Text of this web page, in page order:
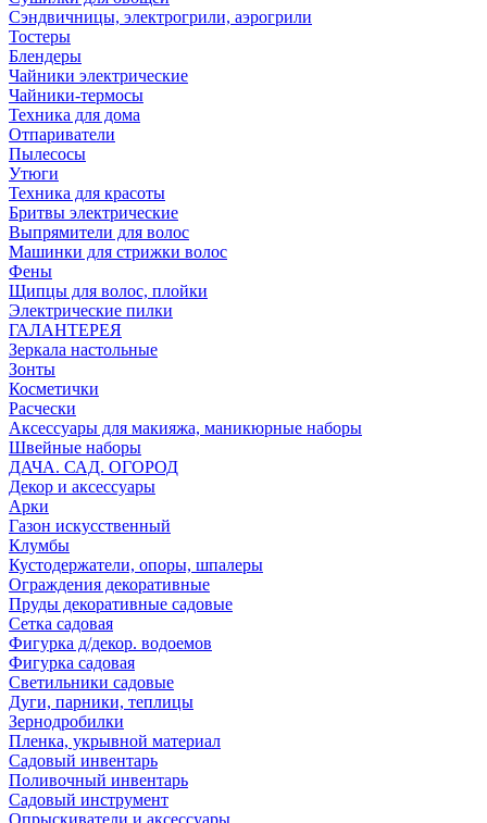
Сэндвичницы, электрогрили, аэрогрили
Тостеры
Блендеры
Чайники электрические
Чайники-термосы
Техника для дома
Отпариватели
Пылесосы
Утюги
Техника для красоты
Бритвы электрические
Выпрямители для волос
Машинки для стрижки волос
Фены
Щипцы для волос, плойки
Электрические пилки
ГАЛАНТЕРЕЯ
Зеркала настольные
Зонты
Косметички
Расчески
Аксессуары для макияжа, маникюрные наборы
Швейные наборы
ДАЧА. САД. ОГОРОД
Декор и аксессуары
Арки
Газон искусственный
Клумбы
Кустодержатели, опоры, шпалеры
Ограждения декоративные
Пруды декоративные садовые
Сетка садовая
Фигурка д/декор. водоемов
Фигурка садовая
Светильники садовые
Дуги, парники, теплицы
Зернодробилки
Пленка, укрывной материал
Садовый инвентарь
Поливочный инвентарь
Садовый инструмент
Опрыскиватели и аксессуары